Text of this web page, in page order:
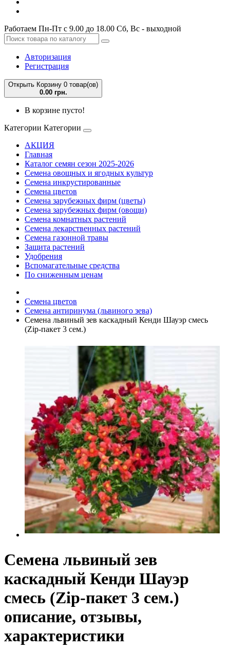
Работаем Пн-Пт с 9.00 до 18.00 Сб, Вс - выходной
Авторизация
Регистрация
Открыть Корзину 0 товар(ов)
0.00 грн.
В корзине пусто!
Категории Категории
АКЦИЯ
Главная
Каталог семян сезон 2025-2026
Семена овощных и ягодных культур
Семена инкрустированные
Семена цветов
Семена зарубежных фирм (цветы)
Семена зарубежных фирм (овощи)
Семена комнатных растений
Семена лекарственных растений
Семена газонной травы
Защита растений
Удобрения
Вспомагательные средства
По сниженным ценам
Семена цветов
Семена антиринума (львиного зева)
Семена львиный зев каскадный Кенди Шауэр смесь
(Zip-пакет 3 сем.)
Семена львиный зев
каскадный Кенди Шауэр
смесь (Zip-пакет 3 сем.)
описание, отзывы,
характеристики